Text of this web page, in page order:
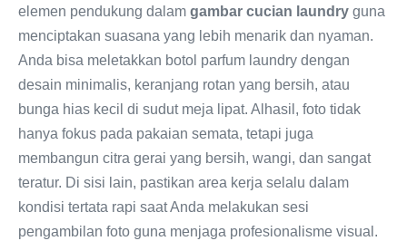
elemen pendukung dalam gambar cucian laundry guna
menciptakan suasana yang lebih menarik dan nyaman.
Anda bisa meletakkan botol parfum laundry dengan
desain minimalis, keranjang rotan yang bersih, atau
bunga hias kecil di sudut meja lipat. Alhasil, foto tidak
hanya fokus pada pakaian semata, tetapi juga
membangun citra gerai yang bersih, wangi, dan sangat
teratur. Di sisi lain, pastikan area kerja selalu dalam
kondisi tertata rapi saat Anda melakukan sesi
pengambilan foto guna menjaga profesionalisme visual.